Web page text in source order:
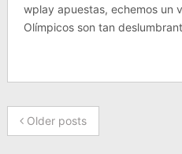
wplay apuestas, echemos un
Olímpicos son tan
Older posts